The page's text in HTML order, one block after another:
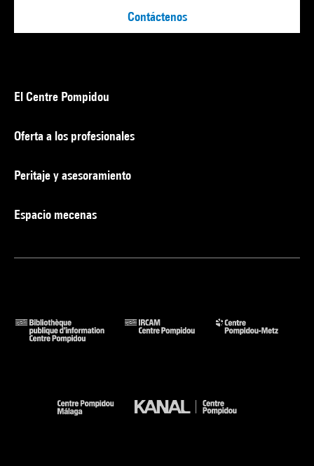
Contáctenos
El Centre Pompidou
Oferta a los profesionales
Peritaje y asesoramiento
Espacio mecenas